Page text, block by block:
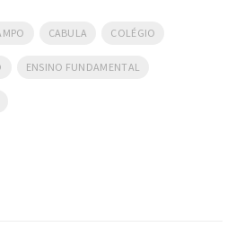
CABULA COLÉGIO
ENSINO FUNDAMENTAL